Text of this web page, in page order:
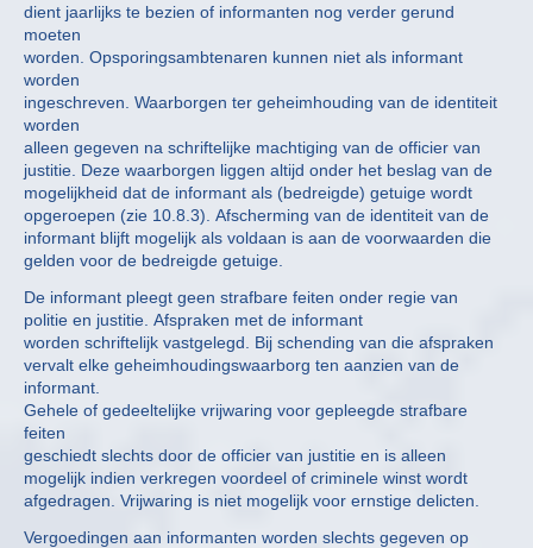
dient jaarlijks te bezien of informanten nog verder gerund
moeten
worden. Opsporingsambtenaren kunnen niet als informant
worden
ingeschreven. Waarborgen ter geheimhouding van de identiteit
worden
alleen gegeven na schriftelijke machtiging van de officier van
justitie. Deze waarborgen liggen altijd onder het beslag van de
mogelijkheid dat de informant als (bedreigde) getuige wordt
opgeroepen (zie 10.8.3). Afscherming van de identiteit van de
informant blijft mogelijk als voldaan is aan de voorwaarden die
gelden voor de bedreigde getuige.
De informant pleegt geen strafbare feiten onder regie van
politie en justitie. Afspraken met de informant
worden schriftelijk vastgelegd. Bij schending van die afspraken
vervalt elke geheimhoudingswaarborg ten aanzien van de
informant.
Gehele of gedeeltelijke vrijwaring voor gepleegde strafbare
feiten
geschiedt slechts door de officier van justitie en is alleen
mogelijk indien verkregen voordeel of criminele winst wordt
afgedragen. Vrijwaring is niet mogelijk voor ernstige delicten.
Vergoedingen aan informanten worden slechts gegeven op